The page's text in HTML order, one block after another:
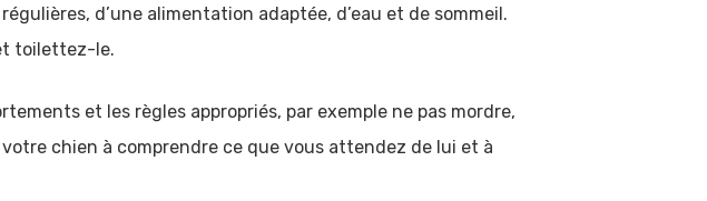
d’une alimentation adaptée, d’eau et de sommeil.
toilettez-le.
et les règles appropriés, par exemple ne pas mordre,
chien à comprendre ce que vous attendez de lui et à